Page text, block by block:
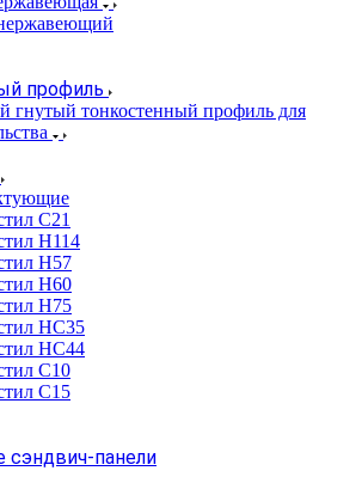
профиль
гнутый тонкостенный профиль для
C21
Н114
Н57
Н60
Н75
НС35
НС44
С10
С15
сэндвич-панели